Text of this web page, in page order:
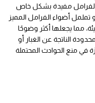
الفرامل مفيدة بشكل خاص
أضواء الفرامل المميز
مما يجعلها أكثر وضوحًا
الناتجة عن الغبار أو
في منع الحوادث المحتملة